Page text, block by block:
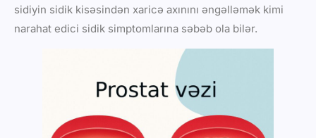
sidiyin sidik kisəsindən xaricə axınını əngəlləmək kimi
narahat edici sidik simptomlarına səbəb ola bilər.